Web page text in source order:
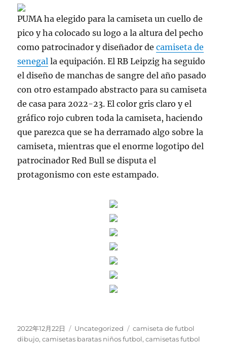
PUMA ha elegido para la camiseta un cuello de
pico y ha colocado su logo a la altura del pecho
como patrocinador y diseñador decamiseta de
senegal la equipación. El RB Leipzig ha seguido
el diseño de manchas de sangre del año pasado
con otro estampado abstracto para su camiseta
de casa para 2022-23. El color gris claro y el
gráfico rojo cubren toda la camiseta, haciendo
que parezca que se ha derramado algo sobre la
camiseta, mientras que el enorme logotipo del
patrocinador Red Bull se disputa el
protagonismo con este estampado.
Publicado
el
2022年12月22日 Categorías
Uncategorized Etiquetas
camiseta de futbol
dibujo,camisetas baratas niños futbol,camisetas futbol